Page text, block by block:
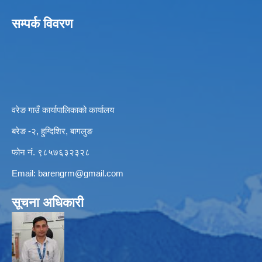
सम्पर्क विवरण
वरेङ गाउँ कार्यापालिकाको कार्यालय
बरेङ -२, हुग्दिशिर, बागलुङ
फोन नं. ९८५७६३२३२८
Email: barengrm@gmail.com
सूचना अधिकारी